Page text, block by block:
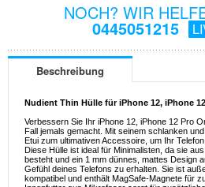
NOCH? WIR
0445051215
Beschreibung
Nudient Thin Hülle für iPhone 12, iPhone
Verbessern Sie Ihr iPhone 12, iPhone 12 Pro
Fall jemals gemacht. Mit seinem schlanken
Etui zum ultimativen Accessoire, um Ihr
Diese Hülle ist ideal für Minimalisten, da sie
besteht und ein 1 mm dünnes, mattes Design
Gefühl deines Telefons zu erhalten. Sie ist
kompatibel und enthält MagSafe-Magnete für